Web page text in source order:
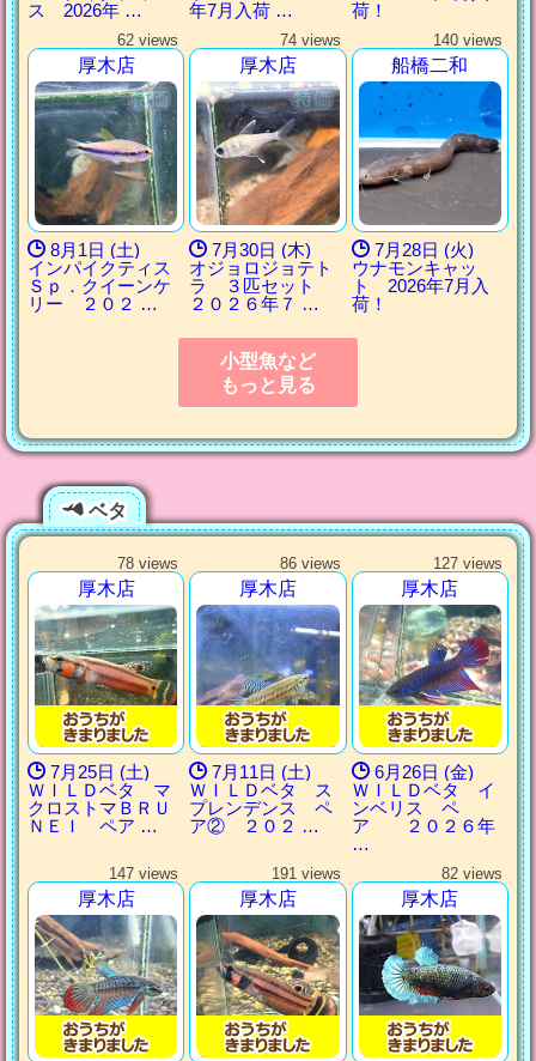
ス 2026年 …
年7月入荷 …
荷！
62 views
厚木店
8月1日 (土)
インパイクティス
Ｓｐ．クイーンケ
リー ２０２ …
74 views
厚木店
7月30日 (木)
オジョロジョテト
ラ ３匹セット
２０２６年７ …
140 views
船橋二和
7月28日 (火)
ウナモンキャッ
ト 2026年7月入
荷！
小型魚など
もっと見る
ベタ
78 views
厚木店
7月25日 (土)
ＷＩＬＤベタ マ
クロストマＢＲＵ
ＮＥＩ ペア …
86 views
厚木店
7月11日 (土)
ＷＩＬＤベタ ス
プレンデンス ペ
ア② ２０２ …
127 views
厚木店
6月26日 (金)
ＷＩＬＤベタ イ
ンベリス ペ
ア ２０２６年
…
147 views
厚木店
191 views
厚木店
82 views
厚木店